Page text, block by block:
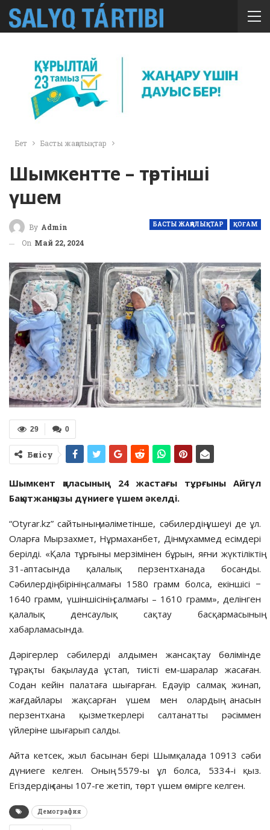
Бет Басты жаңалықтар
Шымкентте – төртінші
үшем
БАСТЫ ЖАҢАЛЫҚТАР ҚОҒАМ
By Admin
On Май 22, 2024
0
29
Бөлісу
Шымкент қаласының 24 жастағы тұрғыны Айгүл
Бақытжанқызы дүниеге үшем әкелді.
“Otyrar.kz” сайтының мәліметінше, сәбилердің үшеуі де ұл.
Оларға Мырзахмет, Нұрмаханбет, Дінмұхаммед есімдері
берілді. «Қала тұрғыны мерзімінен бұрын, яғни жүктіліктің
31-аптасында қалалық перзентханада босанды.
Сәбилердің бірінің салмағы 1580 грамм болса, екіншісі −
1640 грамм, үшіншісінің салмағы – 1610 грамм», делінген
қалалық денсаулық сақтау басқармасының
хабарламасында.
Дәрігерлер сәбилерді алдымен жансақтау бөлімінде
тұрақты бақылауда ұстап, тиісті ем-шаралар жасаған.
Содан кейін палатаға шығарған. Едәуір салмақ жинап,
жағдайлары жақсарған үшем мен олардың анасын
перзентхана қызметкерлері салтанатты рәсіммен
үйлеріне шығарып салды.
Айта кетсек, жыл басынан бері Шымқалада 10913 сәби
дүниеге келген. Оның 5579-ы ұл болса, 5334-і қыз.
Егіздердің саны 107-ге жетіп, төрт үшем өмірге келген.
Демография